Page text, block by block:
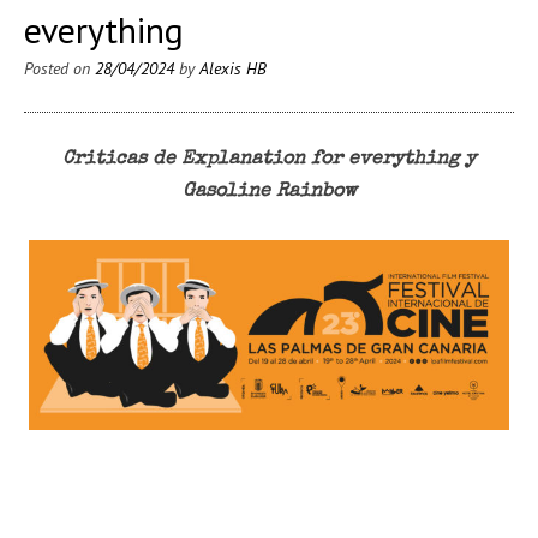
everything
Posted on 28/04/2024byAlexis HB
Criticas de Explanation for everything y
Gasoline Rainbow